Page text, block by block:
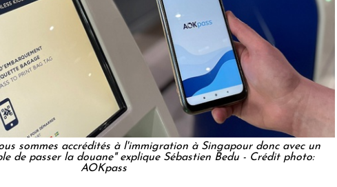
sommes accrédités à l'immigration à Singapour donc avec un
de passer la douane" explique Sébastien Bedu - Crédit photo:
AOKpass